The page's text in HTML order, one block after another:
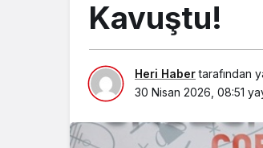
Kavuştu!
Heri Habertarafından
30 Nisan 2026, 08:51